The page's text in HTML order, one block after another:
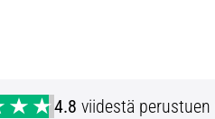
4.8 viidestä perustuen